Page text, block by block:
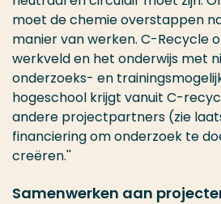
moet de chemie overstappen
manier van werken. C-Recycle
werkveld en het onderwijs met
onderzoeks- en
hogeschool krijgt vanuit C-
andere projectpartners (zie
financiering om onderzoek te
creëren.''
Samenwerken aan